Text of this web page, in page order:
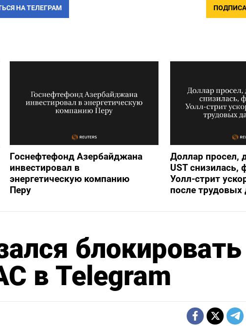
НА ТЕЛЕГРАМ
Госнефтефонд Азербайджана
инвестировал в
энергетическую компанию
Перу
Доллар просел,
UST
Уолл-стрит
после
блокировать
в Telegram